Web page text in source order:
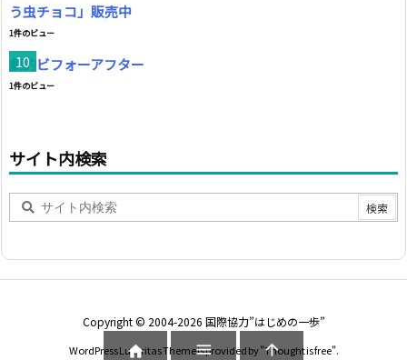
う虫チョコ」販売中
1件のビュー
劇的ビフォーアフター
1件のビュー
サイト内検索
Copyright © 2004-2026 国際協力”はじめの一歩”
WordPress Luxeritas Theme is provided by "Thought is free".
  